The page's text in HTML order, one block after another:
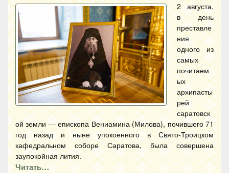
2 августа,
в день
преставле
ния
одного из
самых
почитаем
ых
архипасты
рей
саратовск
ой земли — епископа Вениамина (Милова), почившего 71
год назад и ныне упокоенного в Свято-Троицком
кафедральном соборе Саратова, была совершена
заупокойная лития.
Читать…